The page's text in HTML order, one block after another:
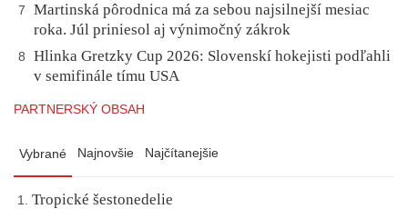
7
Martinská pôrodnica má za sebou najsilnejší mesiac
roka. Júl priniesol aj výnimočný zákrok
8
Hlinka Gretzky Cup 2026: Slovenskí hokejisti podľahli
v semifinále tímu USA
PARTNERSKÝ OBSAH
Vybrané Najnovšie Najčítanejšie
Tropické šestonedelie